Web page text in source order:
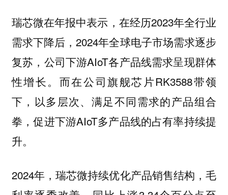
瑞芯微在年报中表示，在经历2023年全行业
需求下降后，2024年全球电子市场需求逐步
复苏，公司下游AIoT各产品线需求呈现群体
性增长。而在公司旗舰芯片RK3588带领
下，以多层次、满足不同需求的产品组合
拳，促进下游AIoT多产品线的占有率持续提
升。
2024年，瑞芯微持续优化产品销售结构，毛